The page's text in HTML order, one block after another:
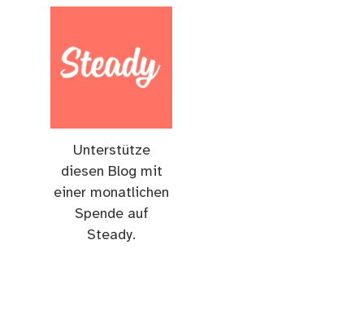
Unterstütze
diesen Blog mit
einer monatlichen
Spende auf
Steady.